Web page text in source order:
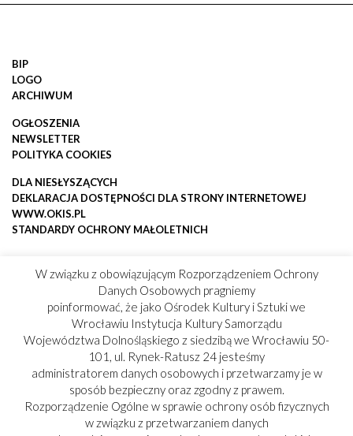
BIP
LOGO
ARCHIWUM
OGŁOSZENIA
NEWSLETTER
POLITYKA COOKIES
DLA NIESŁYSZĄCYCH
DEKLARACJA DOSTĘPNOŚCI DLA STRONY INTERNETOWEJ
WWW.OKIS.PL
STANDARDY OCHRONY MAŁOLETNICH
W związku z obowiązującym Rozporządzeniem Ochrony
Danych Osobowych pragniemy
poinformować, że jako Ośrodek Kultury i Sztuki we
Wrocławiu Instytucja Kultury Samorządu
Województwa Dolnośląskiego z siedzibą we Wrocławiu 50-
101, ul. Rynek-Ratusz 24 jesteśmy
administratorem danych osobowych i przetwarzamy je w
sposób bezpieczny oraz zgodny z prawem.
Rozporządzenie Ogólne w sprawie ochrony osób fizycznych
w związku z przetwarzaniem danych